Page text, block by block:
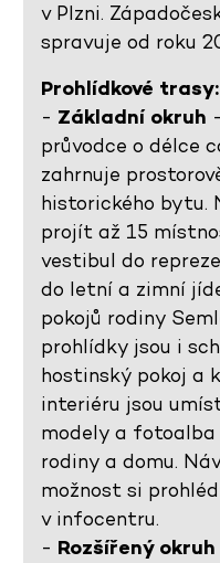
v Plzni.
spravuje od roku
Prohlídkové trasy:
- Základní okruh
průvodce o délce
zahrnuje
historického bytu.
projít až 15
vestibul do
do letní a zimní
pokojů rodiny
prohlídky jsou i
hostinský pokoj a
interiéru jsou
modely a
rodiny a domu.
možnost si
v infocentru.
- Rozšířený